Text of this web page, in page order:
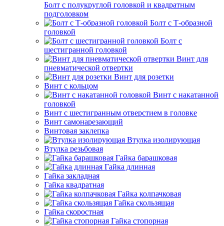
Болт с полукруглой головкой и квадратным
подголовком
Болт с Т-образной
головкой
Болт с
шестигранной головкой
Винт для
пневматической отвертки
Винт для розетки
Винт с кольцом
Винт с накатанной
головкой
Винт с шестигранным отверстием в головке
Винт самонарезающий
Винтовая заклепка
Втулка изолирующая
Втулка резьбовая
Гайка барашковая
Гайка длинная
Гайка закладная
Гайка квадратная
Гайка колпачковая
Гайка скользящая
Гайка скоростная
Гайка стопорная